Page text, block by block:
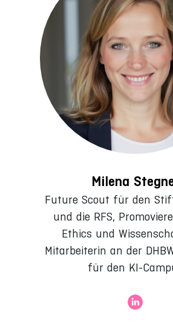
Milena
Future Scout für den
und die RFS,
Ethics und
Mitarbeiterin an der
für den KI-